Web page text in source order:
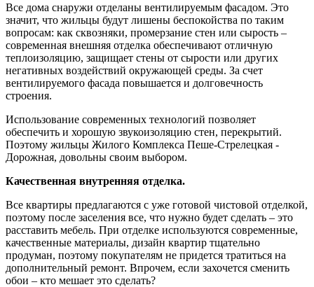
Все дома снаружи отделаны вентилируемым фасадом. Это
значит, что жильцы будут лишены беспокойства по таким
вопросам: как сквозняки, промерзание стен или сырость –
современная внешняя отделка обеспечивают отличную
теплоизоляцию, защищает стены от сырости или других
негативных воздействий окружающей среды. За счет
вентилируемого фасада повышается и долговечность
строения.
Использование современных технологий позволяет
обеспечить и хорошую звукоизоляцию стен, перекрытий.
Поэтому жильцы Жилого Комплекса Пеше-Стрелецкая -
Дорожная, довольны своим выбором.
Качественная внутренняя отделка.
Все квартиры предлагаются с уже готовой чистовой отделкой,
поэтому после заселения все, что нужно будет сделать – это
расставить мебель. При отделке используются современные,
качественные материалы, дизайн квартир тщательно
продуман, поэтому покупателям не придется тратиться на
дополнительный ремонт. Впрочем, если захочется сменить
обои – кто мешает это сделать?